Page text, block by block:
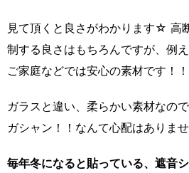
見て頂くと良さがわかります☆ 高
制する良さはもちろんですが、例
ご家庭などでは安心の素材です！！
ガラスと違い、柔らかい素材なの
ガシャン！！なんて心配はありませ
毎年冬になると貼っている、遮音